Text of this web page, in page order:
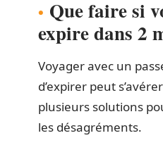
Que faire si
expire dans 2
Voyager avec un
d’expirer peut
plusieurs solutions
les désagréments.